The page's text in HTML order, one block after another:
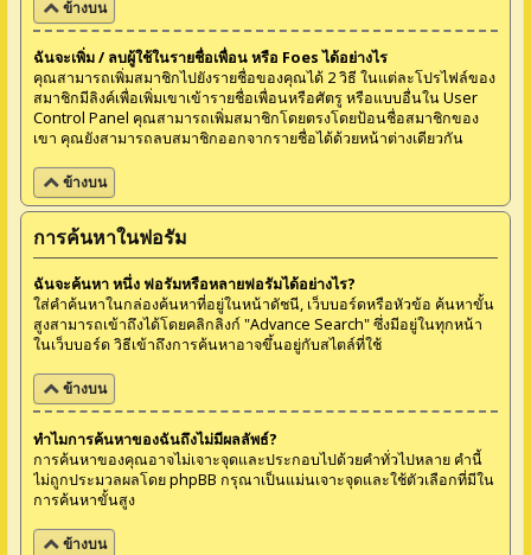
ข้างบน
ฉันจะเพิ่ม / ลบผู้ใช้ในรายชื่อเพื่อน หรือ Foes ได้อย่างไร
คุณสามารถเพิ่มสมาชิกไปยังรายชื่อของคุณได้ 2 วิธี ในแต่ละโปรไฟล์ของ
สมาชิกมีลิงค์เพื่อเพิ่มเขาเข้ารายชื่อเพื่อนหรือศัตรู หรือแบบอื่นใน User
Control Panel คุณสามารถเพิ่มสมาชิกโดยตรงโดยป้อนชื่อสมาชิกของ
เขา คุณยังสามารถลบสมาชิกออกจากรายชื่อได้ด้วยหน้าต่างเดียวกัน
ข้างบน
การค้นหาในฟอรัม
ฉันจะค้นหา หนึ่ง ฟอรัมหรือหลายฟอรัมได้อย่างไร?
ใส่คำค้นหาในกล่องค้นหาที่อยู่ในหน้าดัชนี, เว็บบอร์ดหรือหัวข้อ ค้นหาขั้น
สูงสามารถเข้าถึงได้โดยคลิกลิงก์ "Advance Search" ซึ่งมีอยู่ในทุกหน้า
ในเว็บบอร์ด วิธีเข้าถึงการค้นหาอาจขึ้นอยู่กับสไตล์ที่ใช้
ข้างบน
ทำไมการค้นหาของฉันถึงไม่มีผลลัพธ์?
การค้นหาของคุณอาจไม่เจาะจุดและประกอบไปด้วยคำทั่วไปหลาย คำนี้
ไม่ถูกประมวลผลโดย phpBB กรุณาเป็นแม่นเจาะจุดและใช้ตัวเลือกที่มีใน
การค้นหาขั้นสูง
ข้างบน